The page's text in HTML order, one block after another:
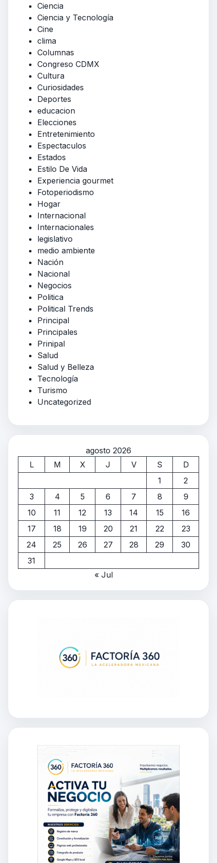
Ciencia
Ciencia y Tecnología
Cine
clima
Columnas
Congreso CDMX
Cultura
Curiosidades
Deportes
educacion
Elecciones
Entretenimiento
Espectaculos
Estados
Estilo De Vida
Experiencia gourmet
Fotoperiodismo
Hogar
Internacional
Internacionales
legislativo
medio ambiente
Nación
Nacional
Negocios
Politica
Political Trends
Principal
Principales
Prinipal
Salud
Salud y Belleza
Tecnología
Turismo
Uncategorized
agosto 2026
L
M X J V S
D
1
2
3
4 5 6 7 8
9
10
11 12 13 14 15
16
17
18 19 20 21 22
23
24
25 26 27 28 29
30
31
« Jul